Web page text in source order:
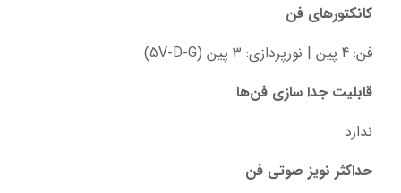
کانکتورهای فن
فن: 4 پین | نورپردازی: 3 پین (5V-D-G)
قابلیت جدا سازی فن‌ها
ندارد
حداکثر نویز صوتی فن